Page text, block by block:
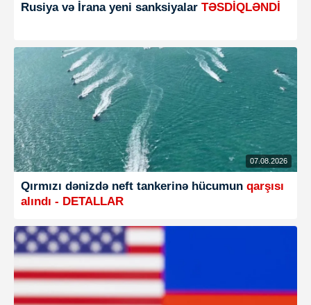
Rusiya və İrana yeni sanksiyalar TƏSDİQLƏNDİ
07.08.2026
Qırmızı dənizdə neft tankerinə hücumun qarşısı
alındı - DETALLAR